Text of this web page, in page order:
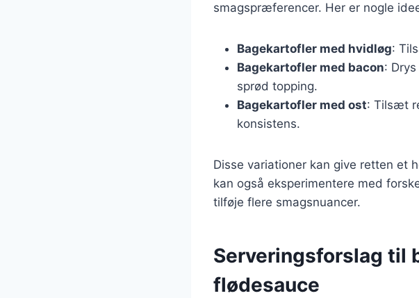
smagspræferencer. Her er nogle
Bagekartofler med hvidløg:
Bagekartofler med bacon:
sprød topping.
Bagekartofler med ost: Tilsæt
konsistens.
Disse variationer kan give retten et
kan også eksperimentere med
tilføje flere smagsnuancer.
Serveringsforslag til
flødesauce